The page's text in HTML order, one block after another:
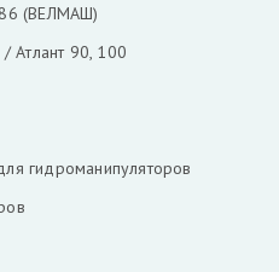
(ВЕЛМАШ)
Атлант 90, 100
гидроманипуляторов